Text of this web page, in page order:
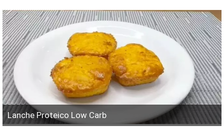
Lanche Proteico Low Carb